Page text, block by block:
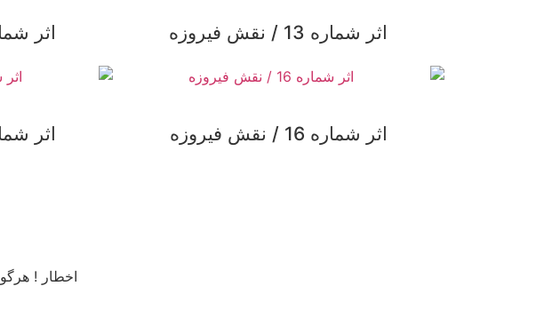
اثر شماره 13 / نقش فیروزه اثر شماره 14 /
اثر شماره 16 / نقش فیروزه اثر شماره 18 /
اخطار !